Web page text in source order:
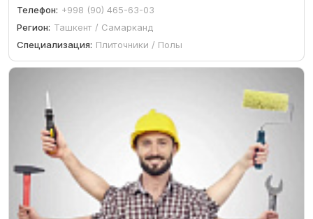
Телефон: +998 (90) 465-63-03
Регион: Ташкент / Самарканд
Специализация: Плиточники / Полы